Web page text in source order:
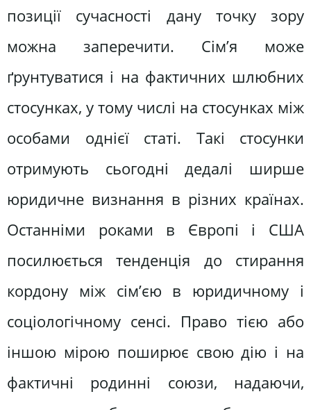
позиції сучасності дану точку зору
можна заперечити. Сім’я може
ґрунтуватися і на фактичних шлюбних
стосунках, у тому числі на стосунках між
особами однієї статі. Такі стосунки
отримують сьогодні дедалі ширше
юридичне визнання в різних країнах.
Останніми роками в Європі і США
посилюється тенденція до стирання
кордону між сім’єю в юридичному і
соціологічному сенсі. Право тією або
іншою мірою поширює свою дію і на
фактичні родинні союзи, надаючи,